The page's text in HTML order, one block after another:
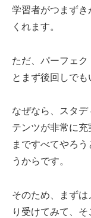
学習者がつまずき
くれます。
ただ、パーフェ
とまず後回しでも
なぜなら、スタ
テンツが非常に
まですべてやろ
うからです。
そのため、まず
り受けてみて、